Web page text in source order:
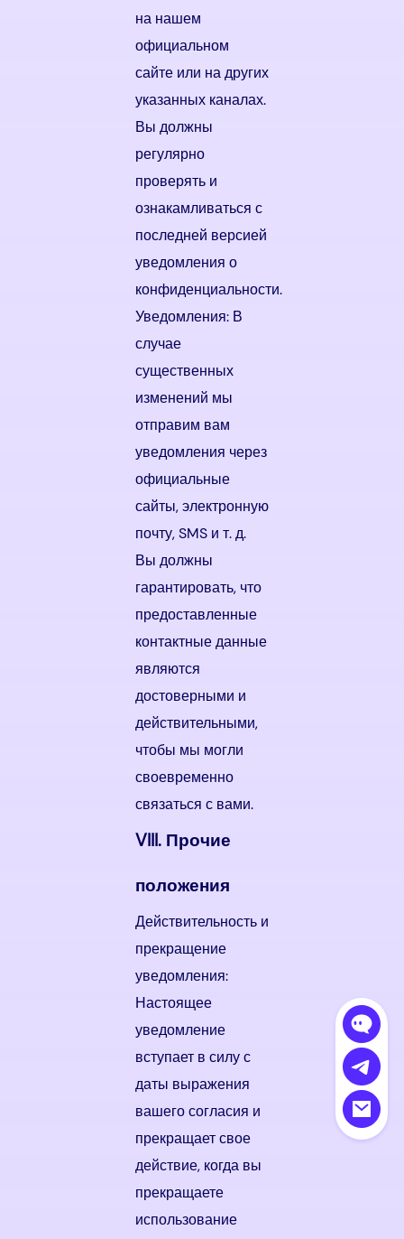
на нашем
официальном
сайте или на других
указанных каналах.
Вы должны
регулярно
проверять и
ознакамливаться с
последней версией
уведомления о
конфиденциальности.
Уведомления: В
случае
существенных
изменений мы
отправим вам
уведомления через
официальные
сайты, электронную
почту, SMS и т. д.
Вы должны
гарантировать, что
предоставленные
контактные данные
являются
достоверными и
действительными,
чтобы мы могли
своевременно
связаться с вами.
VIII. Прочие
положения
Действительность и
прекращение
уведомления:
Настоящее
уведомление
вступает в силу с
даты выражения
вашего согласия и
прекращает свое
действие, когда вы
прекращаете
использование